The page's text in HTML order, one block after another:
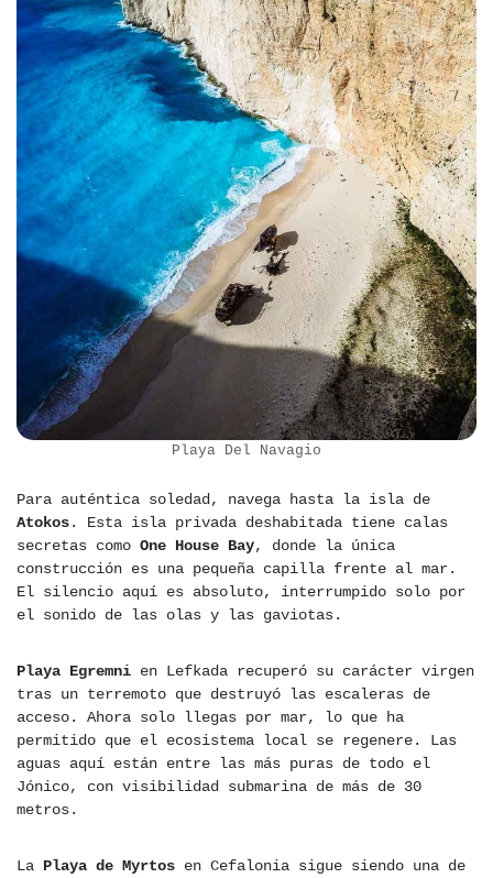
Playa Del Navagio
Para auténtica soledad, navega hasta la isla de
Atokos. Esta isla privada deshabitada tiene calas
secretas como One House Bay, donde la única
construcción es una pequeña capilla frente al mar.
El silencio aquí es absoluto, interrumpido solo por
el sonido de las olas y las gaviotas.
Playa Egremni en Lefkada recuperó su carácter virgen
tras un terremoto que destruyó las escaleras de
acceso. Ahora solo llegas por mar, lo que ha
permitido que el ecosistema local se regenere. Las
aguas aquí están entre las más puras de todo el
Jónico, con visibilidad submarina de más de 30
metros.
La Playa de Myrtos en Cefalonia sigue siendo una de